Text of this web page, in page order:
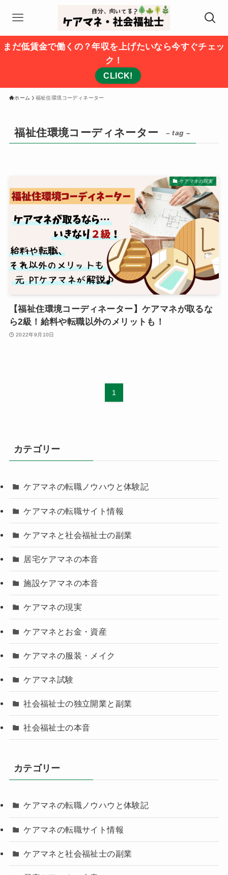
まだ低賃金で働くの？年収を上げたいなら今すぐチェッ
ク！
CLICK!
ホーム 福祉住環境コーディネーター
福祉住環境コーディネーター – tag –
ケアマネの現実
【福祉住環境コーディネーター】ケアマネが取るな
ら2級！給料や転職以外のメリットも！
2022年9月10日
1
カテゴリー
ケアマネの転職ノウハウと体験記
ケアマネの転職サイト情報
ケアマネと社会福祉士の副業
居宅ケアマネの本音
施設ケアマネの本音
ケアマネの現実
ケアマネとお金・資産
ケアマネの服装・メイク
ケアマネ試験
社会福祉士の独立開業と副業
社会福祉士の本音
カテゴリー
ケアマネの転職ノウハウと体験記
ケアマネの転職サイト情報
ケアマネと社会福祉士の副業